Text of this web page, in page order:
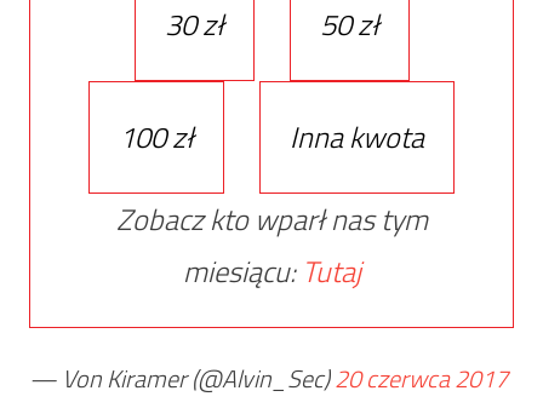
30 zł 50 zł
100 zł
Inna kwota
Zobacz kto wparł nas tym
miesiącu: Tutaj
— Von Kiramer (@Alvin_Sec)20 czerwca 2017